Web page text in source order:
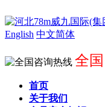
English 中文简体
全
首页
关于我们